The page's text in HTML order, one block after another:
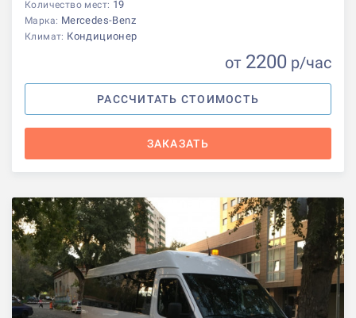
Количество мест: 19
Марка: Mercedes-Benz
Климат: Кондиционер
от 2200 р/час
РАССЧИТАТЬ СТОИМОСТЬ
ЗАКАЗАТЬ